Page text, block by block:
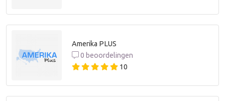
Amerika PLUS
0 beoordelingen
10